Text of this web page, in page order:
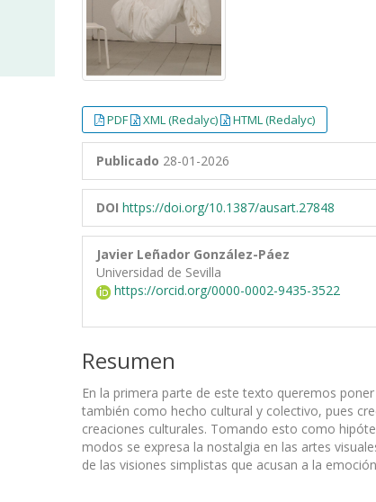
PDF XML (Redalyc) HTML (Redalyc)
Publicado 28-01-2026
DOI https://doi.org/10.1387/ausart.27848
Javier Leñador González-Páez
Universidad de Sevilla
https://orcid.org/0000-0002-9435-3522
Resumen
En la primera parte de este texto queremos
también como hecho cultural y colectivo, pues
creaciones culturales. Tomando esto como
modos se expresa la nostalgia en las artes
de las visiones simplistas que acusan a la